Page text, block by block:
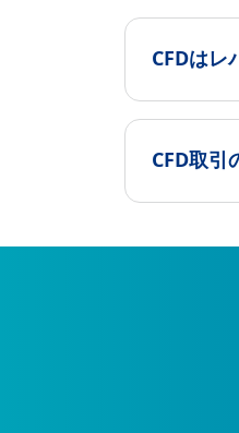
CFDはレ
CFD取引